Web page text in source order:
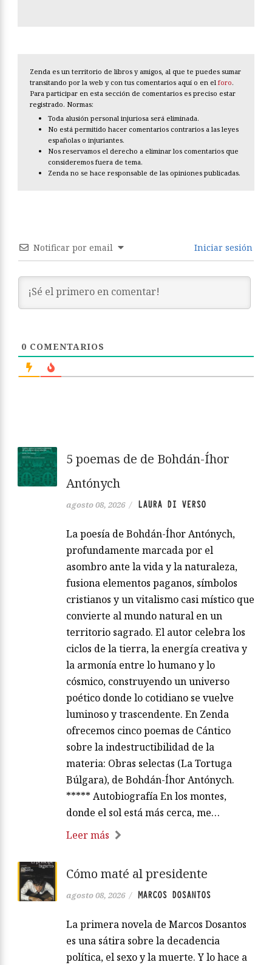
Zenda es un territorio de libros y amigos, al que te puedes sumar
transitando por la web y con tus comentarios aquí o en el foro.
Para participar en esta sección de comentarios es preciso estar
registrado. Normas:
Toda alusión personal injuriosa será eliminada.
No está permitido hacer comentarios contrarios a las leyes
españolas o injuriantes.
Nos reservamos el derecho a eliminar los comentarios que
consideremos fuera de tema.
Zenda no se hace responsable de las opiniones publicadas.
Notificar por email Iniciar sesión
0 COMENTARIOS
5 poemas de de Bohdán-Íhor
Antónych
agosto 08, 2026 / LAURA DI VERSO
La poesía de Bohdán-Íhor Antónych,
profundamente marcada por el
asombro ante la vida y la naturaleza,
fusiona elementos paganos, símbolos
cristianos y un vitalismo casi místico que
convierte al mundo natural en un
territorio sagrado. El autor celebra los
ciclos de la tierra, la energía creativa y
la armonía entre lo humano y lo
cósmico, construyendo un universo
poético donde lo cotidiano se vuelve
luminoso y trascendente. En Zenda
ofrecemos cinco poemas de Cántico
sobre la indestructibilidad de la
materia: Obras selectas (La Tortuga
Búlgara), de Bohdán-Íhor Antónych.
***** Autobiografía En los montes,
donde el sol está más cerca, me…
Leer más
Cómo maté al presidente
agosto 08, 2026 / MARCOS DOSANTOS
La primera novela de Marcos Dosantos
es una sátira sobre la decadencia
política, el sexo y la muerte. Y lo hace a